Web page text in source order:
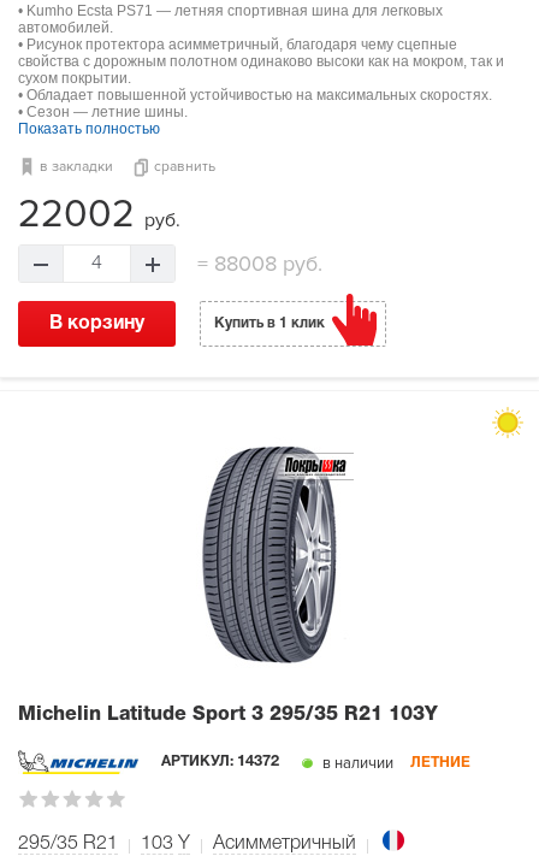
• Kumho Ecsta PS71 — летняя спортивная шина для легковых
автомобилей.
• Рисунок протектора асимметричный, благодаря чему сцепные
свойства с дорожным полотном одинаково высоки как на мокром, так и
сухом покрытии.
• Обладает повышенной устойчивостью на максимальных скоростях.
• Сезон — летние шины.
Показать полностью
в закладки сравнить
22002 руб.
4 =88008 руб.
В корзину Купить в 1 клик
Michelin Latitude Sport 3 295/35 R21 103Y
АРТИКУЛ: 14372 в наличии ЛЕТНИЕ
295/35 R21 103 Y Асимметричный